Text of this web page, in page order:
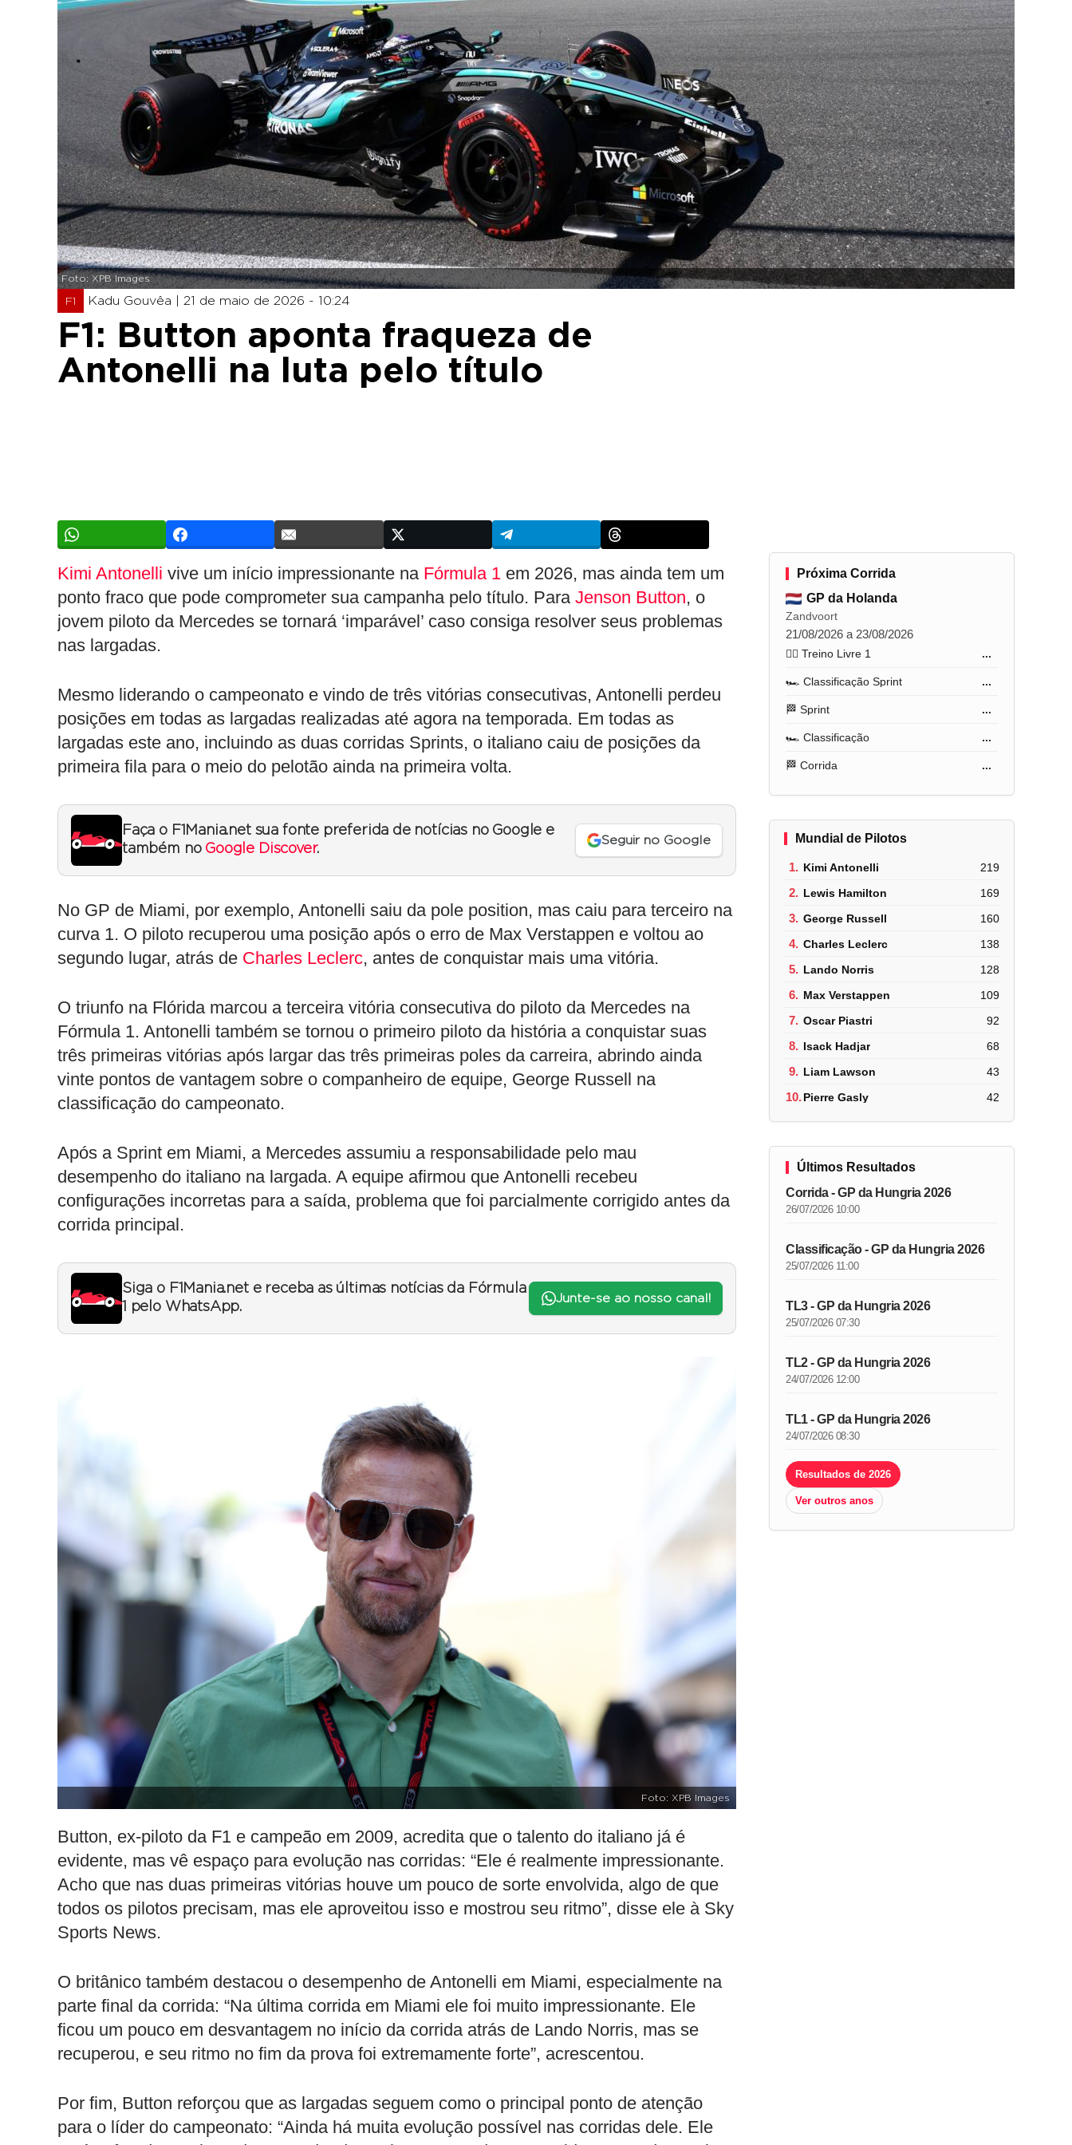
Foto: XPB Images
F1 Kadu Gouvêa | 21 de maio de 2026 - 10:24
F1: Button aponta fraqueza de
Antonelli na luta pelo título
Kimi Antonelli vive um início impressionante na Fórmula 1 em 2026, mas ainda tem um
ponto fraco que pode comprometer sua campanha pelo título. Para Jenson Button, o
jovem piloto da Mercedes se tornará ‘imparável’ caso consiga resolver seus problemas
nas largadas.
Mesmo liderando o campeonato e vindo de três vitórias consecutivas, Antonelli perdeu
posições em todas as largadas realizadas até agora na temporada. Em todas as
largadas este ano, incluindo as duas corridas Sprints, o italiano caiu de posições da
primeira fila para o meio do pelotão ainda na primeira volta.
Faça o F1Mania.net sua fonte preferida de notícias no Google e
também no Google Discover.
Seguir no Google
No GP de Miami, por exemplo, Antonelli saiu da pole position, mas caiu para terceiro na
curva 1. O piloto recuperou uma posição após o erro de Max Verstappen e voltou ao
segundo lugar, atrás de Charles Leclerc, antes de conquistar mais uma vitória.
O triunfo na Flórida marcou a terceira vitória consecutiva do piloto da Mercedes na
Fórmula 1. Antonelli também se tornou o primeiro piloto da história a conquistar suas
três primeiras vitórias após largar das três primeiras poles da carreira, abrindo ainda
vinte pontos de vantagem sobre o companheiro de equipe, George Russell na
classificação do campeonato.
Após a Sprint em Miami, a Mercedes assumiu a responsabilidade pelo mau
desempenho do italiano na largada. A equipe afirmou que Antonelli recebeu
configurações incorretas para a saída, problema que foi parcialmente corrigido antes da
corrida principal.
Siga o F1Mania.net e receba as últimas notícias da Fórmula
1 pelo WhatsApp.
Junte-se ao nosso canal!
Foto: XPB Images
Button, ex-piloto da F1 e campeão em 2009, acredita que o talento do italiano já é
evidente, mas vê espaço para evolução nas corridas: “Ele é realmente impressionante.
Acho que nas duas primeiras vitórias houve um pouco de sorte envolvida, algo de que
todos os pilotos precisam, mas ele aproveitou isso e mostrou seu ritmo”, disse ele à Sky
Sports News.
O britânico também destacou o desempenho de Antonelli em Miami, especialmente na
parte final da corrida: “Na última corrida em Miami ele foi muito impressionante. Ele
ficou um pouco em desvantagem no início da corrida atrás de Lando Norris, mas se
recuperou, e seu ritmo no fim da prova foi extremamente forte”, acrescentou.
Por fim, Button reforçou que as largadas seguem como o principal ponto de atenção
para o líder do campeonato: “Ainda há muita evolução possível nas corridas dele. Ele
Próxima Corrida
GP da Holanda
Zandvoort
21/08/2026 a 23/08/2026
🏋️‍♂️ Treino Livre 1 ...
🏎️ Classificação Sprint ...
🏁 Sprint ...
🏎️ Classificação ...
🏁 Corrida ...
Mundial de Pilotos
1. Kimi Antonelli 219
2. Lewis Hamilton 169
3. George Russell 160
4. Charles Leclerc 138
5. Lando Norris 128
6. Max Verstappen 109
7. Oscar Piastri 92
8. Isack Hadjar 68
9. Liam Lawson 43
10.Pierre Gasly 42
Últimos Resultados
Corrida - GP da Hungria 2026
26/07/2026 10:00
Classificação - GP da Hungria 2026
25/07/2026 11:00
TL3 - GP da Hungria 2026
25/07/2026 07:30
TL2 - GP da Hungria 2026
24/07/2026 12:00
TL1 - GP da Hungria 2026
24/07/2026 08:30
Resultados de 2026
Ver outros anos